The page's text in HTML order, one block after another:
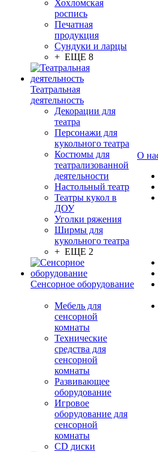
Хохломская
роспись
Печатная
продукция
Сундуки и ларцы
+ ЕЩЕ 8
Театральная
деятельность
Декорации для
театра
Персонажи для
кукольного театра
Костюмы для
театрализованной
деятельности
Настольный театр
Театры кукол в
ДОУ
Уголки ряжения
Ширмы для
кукольного театра
+ ЕЩЕ 2
Сенсорное оборудование
Мебель для
сенсорной
комнаты
Технические
средства для
сенсорной
комнаты
Развивающее
оборудование
Игровое
оборудование для
сенсорной
комнаты
CD диски
О